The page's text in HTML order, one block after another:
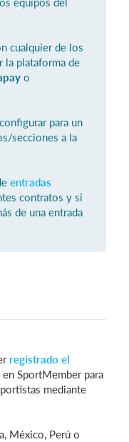
cualquier de los
la plataforma de
o
para un
secciones a la
entradas
contratos y si
de una entrada
registrado el
en SportMember para
mediante
México, Perú o